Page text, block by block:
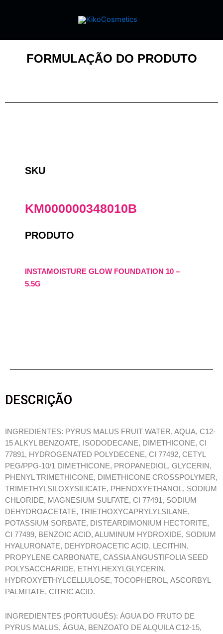
FORMULAÇÃO DO PRODUTO
SKU
KM000000348010B
PRODUTO
INSTAMOISTURE GLOW FOUNDATION 10 –
5.5G
DESCRIÇÃO
INGREDIENTES: PYRUS MALUS FRUIT WATER, AQUA, C12-
15 ALKYL BENZOATE, ISODODECANE, DIMETHICONE, CI
77891, HYDROGENATED POLYDECENE, CI 77492, CETYL
PEG/PPG-10/1 DIMETHICONE, PROPANEDIOL, GLYCERIN,
PHENYL TRIMETHICONE, DIMETHICONE CROSSPOLYMER,
TRIMETHYLSILOXYSILICATE, PHENOXYETHANOL, SODIUM
CHLORIDE, MAGNESIUM SULFATE, CI 77491, SODIUM
DEHYDROACETATE, TRIETHOXYCAPRYLYLSILANE,
POTASSIUM SORBATE, DISTEARDIMONIUM HECTORITE,
CI 77499, BENZOIC ACID, ALUMINUM HYDROXIDE, SODIUM
HYALURONATE, DEHYDROACETIC ACID, LECITHIN,
PROPYLENE CARBONATE, CASSIA ANGUSTIFOLIA SEED
POLYSACCHARIDE, ETHYLHEXYLGLYCERIN,
HYDROXYETHYLCELLULOSE, TOCOPHEROL, ASCORBYL
PALMITATE, CITRIC ACID.
INGREDIENTES (PORTUGUÊS): ÁGUA DO FRUTO DE
PYRUS MALUS, ÁGUA, BENZOATO DE ALQUILA C12-15,